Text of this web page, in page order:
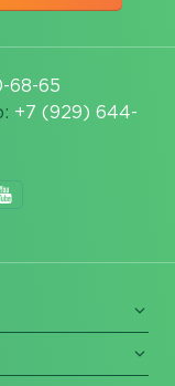
68-65
+7 (929) 644-